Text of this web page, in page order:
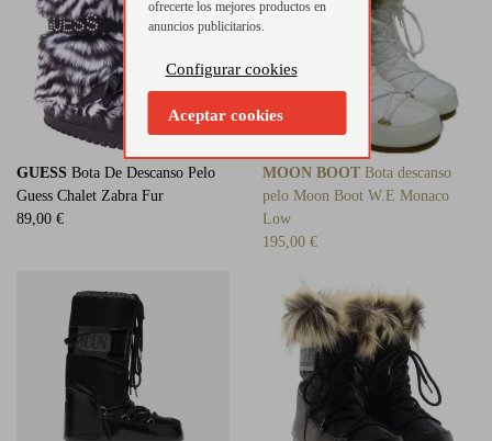
GUESS Bota De Descanso Pelo
Guess Chalet Zabra Fur
89,00 €
MOON BOOT Bota descanso
pelo Moon Boot W.E Monaco
Low
195,00 €
ofrecerte los mejores productos en
anuncios publicitarios.
Configurar cookies
Aceptar cookies